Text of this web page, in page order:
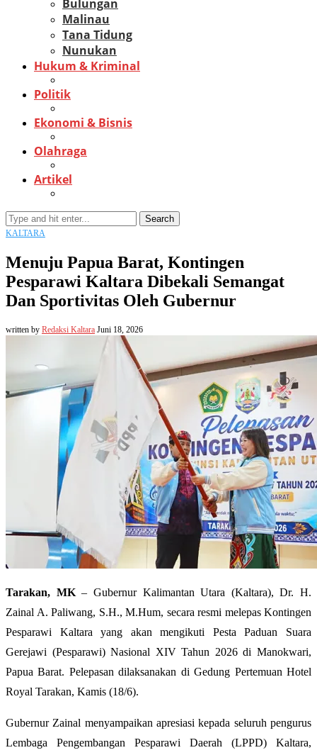
Bulungan
Malinau
Tana Tidung
Nunukan
Hukum & Kriminal
Politik
Ekonomi & Bisnis
Olahraga
Artikel
Search
KALTARA
Menuju Papua Barat, Kontingen
Pesparawi Kaltara Dibekali Semangat
Dan Sportivitas Oleh Gubernur
written by Redaksi Kaltara Juni 18, 2026
Tarakan, MK– Gubernur Kalimantan Utara (Kaltara), Dr. H.
Zainal A. Paliwang, S.H., M.Hum, secara resmi melepas Kontingen
Pesparawi Kaltara yang akan mengikuti Pesta Paduan Suara
Gerejawi (Pesparawi) Nasional XIV Tahun 2026 di Manokwari,
Papua Barat. Pelepasan dilaksanakan di Gedung Pertemuan Hotel
Royal Tarakan, Kamis (18/6).
Gubernur Zainal menyampaikan apresiasi kepada seluruh pengurus
Lembaga Pengembangan Pesparawi Daerah (LPPD) Kaltara,